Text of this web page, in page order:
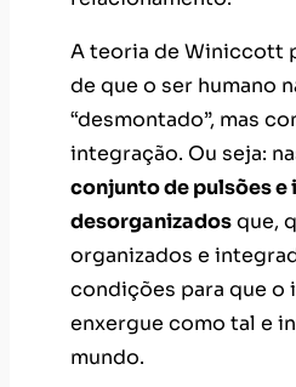
A teoria de Winiccott
de que o ser humano
“desmontado”, mas
integração. Ou seja:
conjunto de pulsões
desorganizadosque,
organizados e
condições para que o
enxergue como tal e
mundo.